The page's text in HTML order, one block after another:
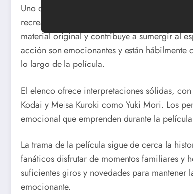
Uno de los puntos fuertes de la película es su
recreación de los diseños de naves
material original y contribuye a sumergir al
acción son emocionantes y están
lo largo de la película.
El elenco ofrece interpretaciones sólidas,
Kodai y Meisa Kuroki como Yuki Mori. Los
emocional que emprenden durante la
La trama de la película sigue de cerca la
fanáticos disfrutar de momentos familiares y
suficientes giros y novedades para
emocionante.